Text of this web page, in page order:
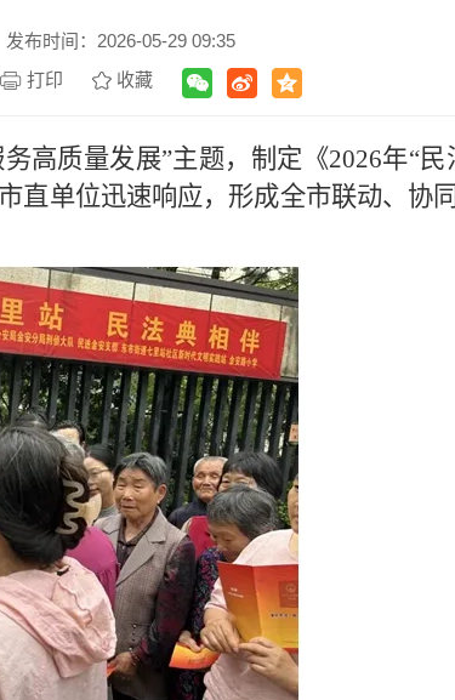
发布时间：2026-05-29 09:35
打印 收藏
高质量发展”主题，制定《2026年“民
直单位迅速响应，形成全市联动、协